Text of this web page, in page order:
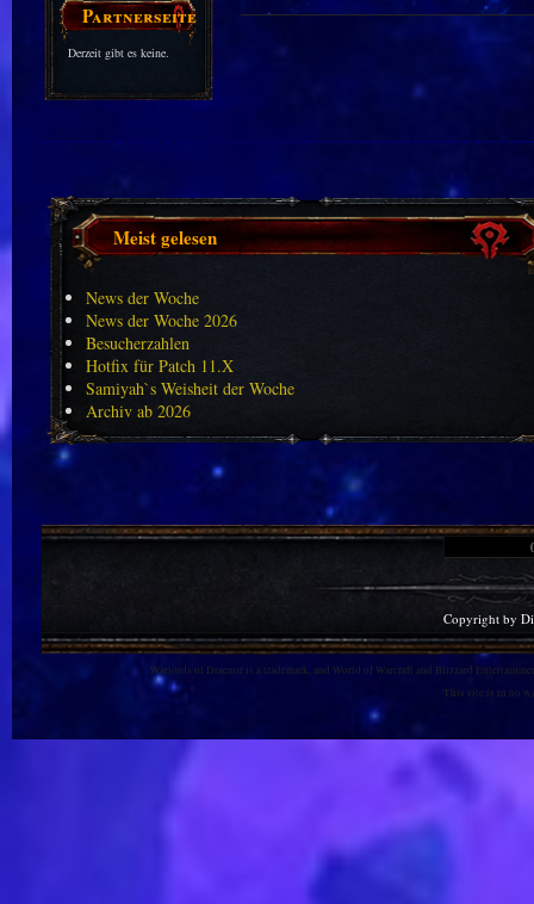
Partnerseiten
Derzeit gibt es keine.
Meist gelesen
News der Woche
News der Woche 2026
Besucherzahlen
Hotfix für Patch 11.X
Samiyah`s Weisheit der Woche
Archiv ab 2026
Copyright by
Warlords of Draenor is a trademark, and World of Warcraft and Blizzard
This site is in no